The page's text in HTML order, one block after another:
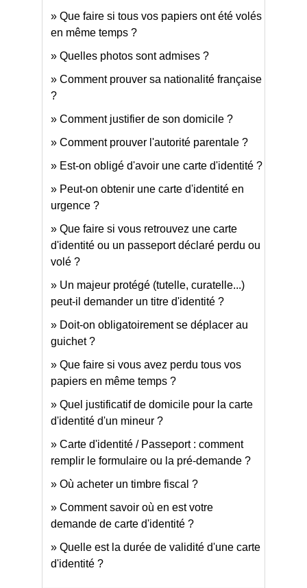
Que faire si tous vos papiers ont été volés
en même temps ?
Quelles photos sont admises ?
Comment prouver sa nationalité française
?
Comment justifier de son domicile ?
Comment prouver l'autorité parentale ?
Est-on obligé d'avoir une carte d'identité ?
Peut-on obtenir une carte d'identité en
urgence ?
Que faire si vous retrouvez une carte
d'identité ou un passeport déclaré perdu ou
volé ?
Un majeur protégé (tutelle, curatelle...)
peut-il demander un titre d'identité ?
Doit-on obligatoirement se déplacer au
guichet ?
Que faire si vous avez perdu tous vos
papiers en même temps ?
Quel justificatif de domicile pour la carte
d'identité d'un mineur ?
Carte d'identité / Passeport : comment
remplir le formulaire ou la pré-demande ?
Où acheter un timbre fiscal ?
Comment savoir où en est votre
demande de carte d'identité ?
Quelle est la durée de validité d'une carte
d'identité ?